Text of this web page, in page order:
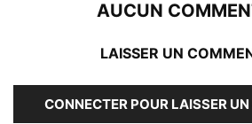
AUCUN
LAISSER UN
CONNECTER POUR LAISSER